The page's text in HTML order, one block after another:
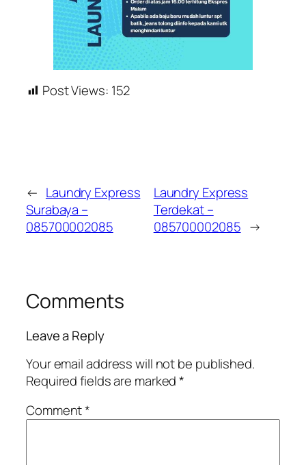
Post Views: 152
← Laundry Express
Surabaya –
085700002085
Laundry Express
Terdekat –
085700002085 →
Comments
Leave a Reply
Your email address will not be published.
Required fields are marked*
Comment*